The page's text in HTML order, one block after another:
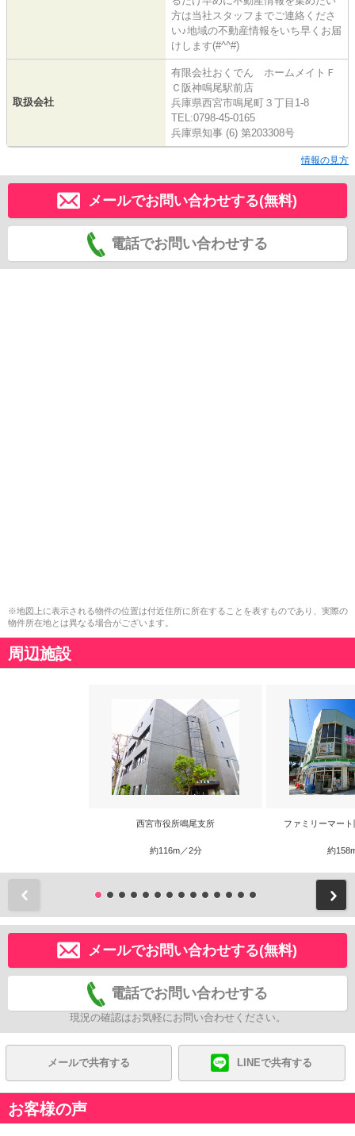
方は当社スタッフまでご連絡くださ
い♪地域の不動産情報をいち早くお届
けします(#^^#)
取扱会社
有限会社おくでん ホームメイトＦ
Ｃ阪神鳴尾駅前店
兵庫県西宮市鳴尾町３丁目1-8
TEL:0798-45-0165
兵庫県知事 (6) 第203308号
情報の見方
メールでお問い合わせする(無料)
電話でお問い合わせする
※地図上に表示される物件の位置は付近住所に所在することを表すものであり、実際の
物件所在地とは異なる場合がございます。
周辺施設
西宮市役所鳴尾支所
約116m／2分
ファミリーマー
約
メールでお問い合わせする(無料)
電話でお問い合わせする
現況の確認はお気軽にお問い合わせください。
メールで共有する LINEで共有する
お客様の声